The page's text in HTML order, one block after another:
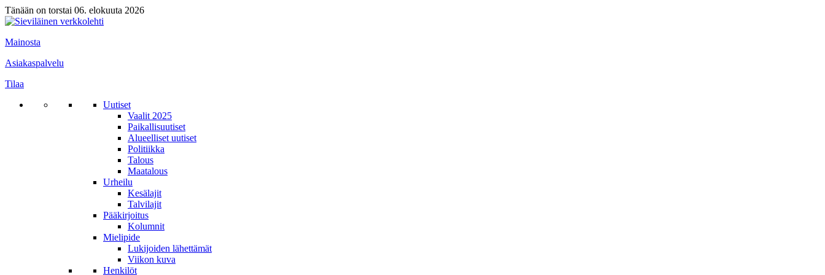
Tänään on torstai 06. elokuuta 2026
Mainosta
Asiakaspalvelu
Tilaa
Uutiset
Vaalit 2025
Paikallisuutiset
Alueelliset uutiset
Politiikka
Talous
Maatalous
Urheilu
Kesälajit
Talvilajit
Pääkirjoitus
Kolumnit
Mielipide
Lukijoiden lähettämät
Viikon kuva
Henkilöt